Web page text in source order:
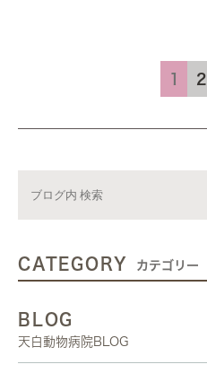
1 2
CATEGORY カテゴリー
BLOG
天白動物病院BLOG